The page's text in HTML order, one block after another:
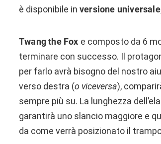
è disponibile in versione universale
Twang the Fox e composto da 6
terminare con successo. Il
per farlo avrà bisogno del nostro
verso destra (o viceversa),
sempre più su. La lunghezza
garantirà uno slancio maggiore e
da come verrà posizionato il